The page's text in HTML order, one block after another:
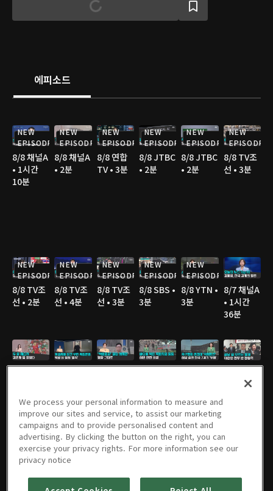
에피소드
NEW
EPISODE
8/8 채널A
• 1시간
10분
NEW
EPISODE
8/8 채널A
• 2분
NEW
EPISODE
8/8 연합
TV • 3분
NEW
EPISODE
8/8 JTBC
• 2분
NEW
EPISODE
8/8 JTBC
• 2분
NEW
EPISODE
8/8 TV조
선 • 3분
NEW
EPISODE
8/8 TV조
선 • 2분
NEW
EPISODE
8/8 TV조
선 • 4분
NEW
EPISODE
8/8 TV조
선 • 3분
NEW
EPISODE
8/8 SBS •
3분
NEW
EPISODE
8/8 YTN •
3분
8/7 채널A
• 1시간
36분
선 • 3분
8/7 TV조
선 • 3분
8/7 YTN •
2분
8/7 MBC
• 3분
8/6 채널A
• 1시간
8/6 JTBC
• 2분
8/6 채널A
• 1분
We process your personal information to measure and
improve our sites and service, to assist our marketing
campaigns and to provide personalised content and
advertising. By clicking the button on the right, you can
exercise your privacy rights. For more information see our
privacy notice